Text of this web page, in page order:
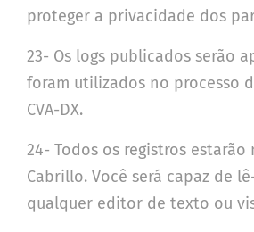
proteger a privacidade dos
23- Os logs publicados serão
foram utilizados no processo
CVA-DX.
24- Todos os registros
Cabrillo. Você será capaz de
qualquer editor de texto ou